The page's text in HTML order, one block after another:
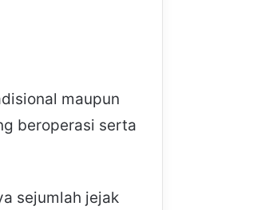
maupun
beroperasi serta
sejumlah jejak